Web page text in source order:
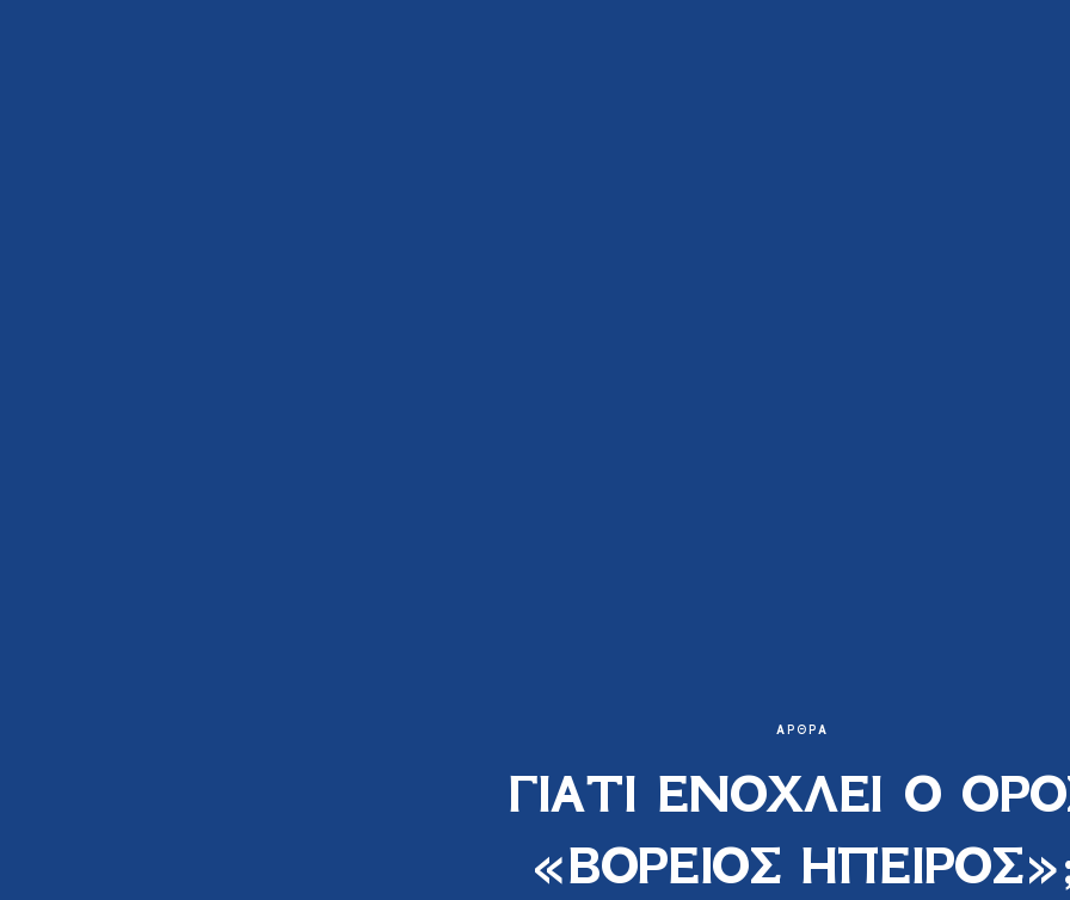
ΆΡΘΡΑ
ΓΙΑΤΙ ΕΝΟΧΛΕΙ Ο
«ΒΟΡΕΙΟΣ